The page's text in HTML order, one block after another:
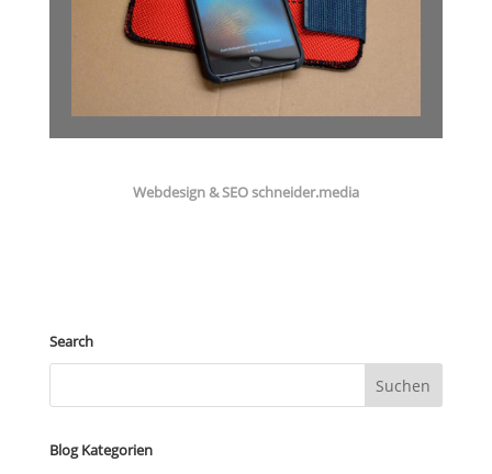
Webdesign & SEO schneider.media
Search
Blog Kategorien